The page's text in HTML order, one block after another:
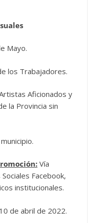
Mayo.
los Trabajadores.
Aficionados y
la Provincia sin
Vía
Facebook,
institucionales.
de abril de 2022.